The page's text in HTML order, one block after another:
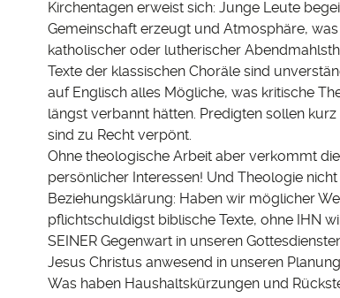
Kirchentagen erweist sich: Junge Leute
Gemeinschaft erzeugt und Atmosphäre,
katholischer oder lutherischer
Texte der klassischen Choräle sind
auf Englisch alles Mögliche, was kritische
längst verbannt hätten. Predigten sollen
sind zu Recht verpönt.
Ohne theologische Arbeit aber verkommt
persönlicher Interessen! Und Theologie
Beziehungsklärung: Haben wir möglicher
pflichtschuldigst biblische Texte, ohne IHN
SEINER Gegenwart in unseren
Jesus Christus anwesend in unseren
Was haben Haushaltskürzungen und